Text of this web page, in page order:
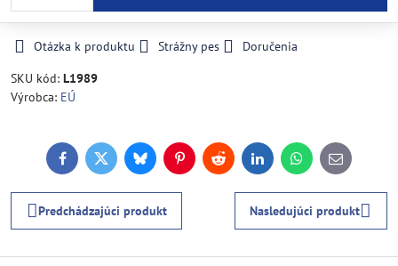
Otázka k produktu Strážny pes
Doručenia
SKU kód: L1989
Výrobca: EÚ
FacebookTwitterBlueskyPinterestReddit LinkedInWhatsApp
E-
mail
Predchádzajúci produkt Nasledujúci produkt